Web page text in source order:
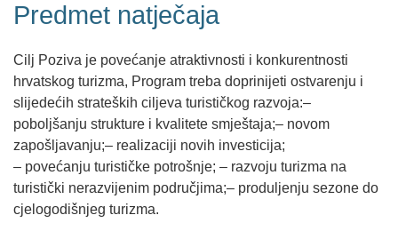
Predmet natječaja
Cilj Poziva je povećanje atraktivnosti i konkurentnosti
hrvatskog turizma, Program treba doprinijeti ostvarenju i
slijedećih strateških ciljeva turističkog razvoja:–
poboljšanju strukture i kvalitete smještaja;– novom
zapošljavanju;– realizaciji novih investicija;
– povećanju turističke potrošnje; – razvoju turizma na
turistički nerazvijenim područjima;– produljenju sezone do
cjelogodišnjeg turizma.